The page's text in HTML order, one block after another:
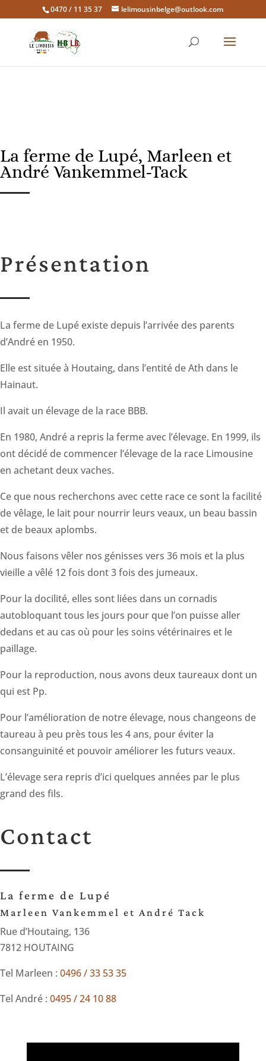
0470 / 11 35 37 lelimousinbelge@outlook.com
La ferme de Lupé, Marleen et
André Vankemmel-Tack
Présentation
La ferme de Lupé existe depuis l’arrivée des parents
d’André en 1950.
Elle est située à Houtaing, dans l’entité de Ath dans le
Hainaut.
Il avait un élevage de la race BBB.
En 1980, André a repris la ferme avec l’élevage. En 1999, ils
ont décidé de commencer l’élevage de la race Limousine
en achetant deux vaches.
Ce que nous recherchons avec cette race ce sont la facilité
de vêlage, le lait pour nourrir leurs veaux, un beau bassin
et de beaux aplombs.
Nous faisons vêler nos génisses vers 36 mois et la plus
vieille a vêlé 12 fois dont 3 fois des jumeaux.
Pour la docilité, elles sont liées dans un cornadis
autobloquant tous les jours pour que l’on puisse aller
dedans et au cas où pour les soins vétérinaires et le
paillage.
Pour la reproduction, nous avons deux taureaux dont un
qui est Pp.
Pour l’amélioration de notre élevage, nous changeons de
taureau à peu près tous les 4 ans, pour éviter la
consanguinité et pouvoir améliorer les futurs veaux.
L’élevage sera repris d’ici quelques années par le plus
grand des fils.
Contact
La ferme de Lupé
Marleen Vankemmel et André Tack
Rue d’Houtaing, 136
7812 HOUTAING
Tel Marleen : 0496 / 33 53 35
Tel André : 0495 / 24 10 88